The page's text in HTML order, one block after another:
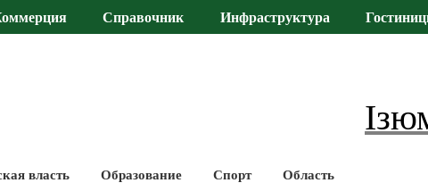
Справочник Инфраструктура
власть Образование Спорт Область